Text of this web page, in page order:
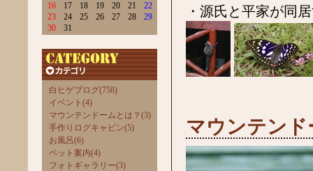
16
17 18 19 20 21
22
23
24 25 26 27 28
29
30
31
白ヒゲブログ(758)
イベント(4)
マウンテンドームとは？(3)
手作りログキャビン(5)
お風呂(6)
ペット案内(4)
フォトギャラリー(3)
・源氏と平家が同
マウンテン